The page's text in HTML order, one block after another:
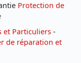
Protection de
et Particuliers -
de réparation et